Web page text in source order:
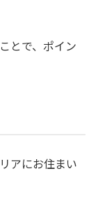
とで、ポイン
アにお住まい